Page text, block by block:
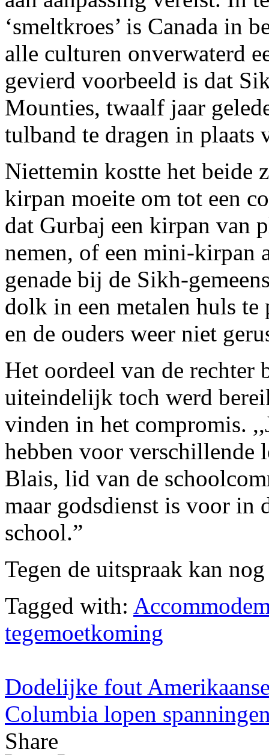
‘smeltkroes’ is Canada in
alle culturen onverwaterd
gevierd voorbeeld is dat
Mounties, twaalf jaar
tulband te dragen in plaats
Niettemin kostte het beide
kirpan moeite om tot een
dat Gurbaj een kirpan van
nemen, of een mini-kirpan
genade bij de Sikh-
dolk in een metalen huls te
en de ouders weer niet
Het oordeel van de rechter
uiteindelijk toch werd
vinden in het compromis.
hebben voor verschillende
Blais, lid van de
maar godsdienst is voor in
school.”
Tegen de uitspraak kan
Tagged with:
tegemoetkoming
Dodelijke fout
Columbia lopen
Share